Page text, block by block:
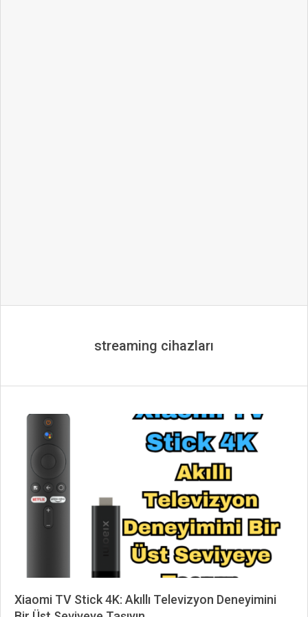
streaming cihazları
Xiaomi TV Stick 4K: Akıllı Televizyon Deneyimini